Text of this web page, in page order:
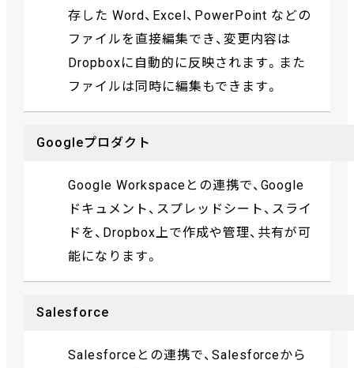
存した Word、Excel、PowerPoint などの
ファイルを直接編集でき、変更内容は
Dropboxに自動的に反映されます。また
ファイルは同時に編集もできます。
Googleプロダクト
Google Workspaceとの連携で、Google
ドキュメント、スプレッドシート、スライ
ドを、Dropbox上で作成や管理、共有が可
能になります。
Salesforce
Salesforceとの連携で、Salesforceから